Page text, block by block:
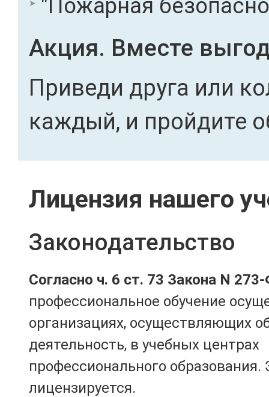
"Пожарная
Акция. Вместе
Приведи друга или
каждый, и пройдите
Лицензия нашего
Законодательство
Согласно ч. 6 ст. 73 Закона N
профессиональное обучение
организациях, осуществляющих
деятельность, в учебных центрах
профессионального образования.
лицензируется.